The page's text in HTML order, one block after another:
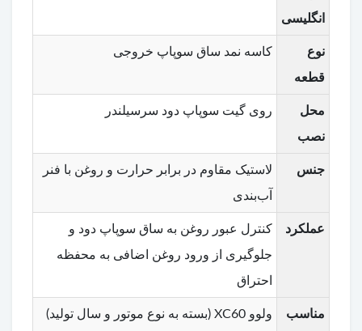
انگلیسی
نوع
قطعه
کاسه نمد ساق سوپاپ خروجی
محل
نصب
روی گیت سوپاپ دود سرسیلندر
جنس
لاستیک مقاوم در برابر حرارت و روغن با فنر
آب‌بندی
عملکرد
کنترل عبور روغن به ساق سوپاپ دود و
جلوگیری از ورود روغن اضافی به محفظه
احتراق
مناسب
ولوو XC60 (بسته به نوع موتور و سال تولید)